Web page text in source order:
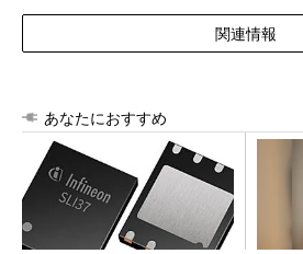
関連情報
あなたにおすすめ